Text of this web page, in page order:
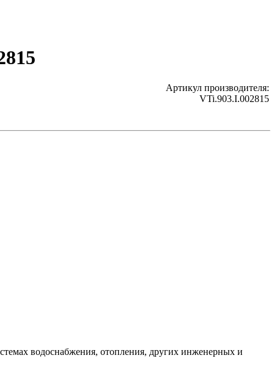
Артикул производителя:
VTi.903.I.002815
водоснабжения, отопления, других инженерных и